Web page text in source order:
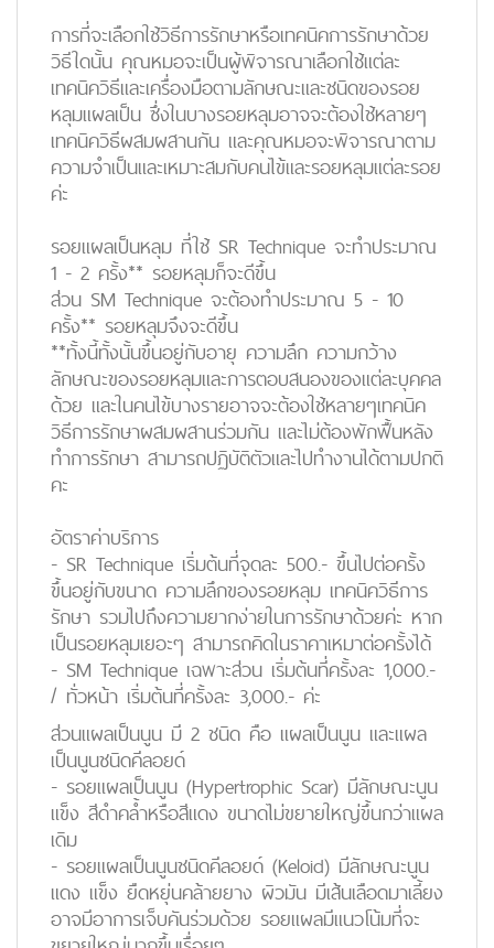
การที่จะเลือกใช้วิธีการรักษาหรือเทคนิคการรักษาด้วย
วิธีใดนั้น คุณหมอจะเป็นผู้พิจารณาเลือกใช้แต่ละ
เทคนิควิธีและเครื่องมือตามลักษณะและชนิดของรอย
หลุมแผลเป็น ซึ่งในบางรอยหลุมอาจจะต้องใช้หลายๆ
เทคนิควิธีผสมผสานกัน และคุณหมอจะพิจารณาตาม
ความจำเป็นและเหมาะสมกับคนไข้และรอยหลุมแต่ละรอย
ค่ะ
รอยแผลเป็นหลุม ที่ใช้ SR Technique จะทำประมาณ
1 - 2 ครั้ง** รอยหลุมก็จะดีขึ้น
ส่วน SM Technique จะต้องทำประมาณ 5 - 10
ครั้ง** รอยหลุมจึงจะดีขึ้น
**ทั้งนี้ทั้งนั้นขึ้นอยู่กับอายุ ความลึก ความกว้าง
ลักษณะของรอยหลุมและการตอบสนองของแต่ละบุคคล
ด้วย และในคนไข้บางรายอาจจะต้องใช้หลายๆเทคนิค
วิธีการรักษาผสมผสานร่วมกัน และไม่ต้องพักฟื้นหลัง
ทำการรักษา สามารถปฏิบัติตัวและไปทำงานได้ตามปกติ
คะ
อัตราค่าบริการ
- SR Technique เริ่มต้นที่จุดละ 500.- ขึ้นไปต่อครั้ง
ขึ้นอยู่กับขนาด ความลึกของรอยหลุม เทคนิควิธีการ
รักษา รวมไปถึงความยากง่ายในการรักษาด้วยค่ะ หาก
เป็นรอยหลุมเยอะๆ สามารถคิดในราคาเหมาต่อครั้งได้
- SM Technique เฉพาะส่วน เริ่มต้นที่ครั้งละ 1,000.-
/ ทั่วหน้า เริ่มต้นที่ครั้งละ 3,000.- ค่ะ
ส่วนแผลเป็นนูน มี 2 ชนิด คือ แผลเป็นนูน และแผล
เป็นนูนชนิดคีลอยด์
- รอยแผลเป็นนูน (Hypertrophic Scar) มีลักษณะนูน
แข็ง สีดำคล้ำหรือสีแดง ขนาดไม่ขยายใหญ่ขึ้นกว่าแผล
เดิม
- รอยแผลเป็นนูนชนิดคีลอยด์ (Keloid) มีลักษณะนูน
แดง แข็ง ยืดหยุ่นคล้ายยาง ผิวมัน มีเส้นเลือดมาเลี้ยง
อาจมีอาการเจ็บคันร่วมด้วย รอยแผลมีแนวโน้มที่จะ